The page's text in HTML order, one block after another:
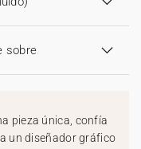
sobre
pieza única, confía
un diseñador gráfico